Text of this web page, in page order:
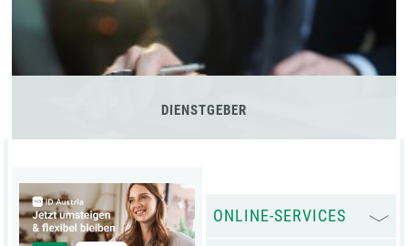
DIENSTGEBER
ONLINE-SERVICES